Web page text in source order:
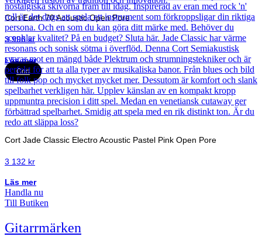
Cort Earth 70 Acoustic Open Pore
3 990kr
Läs mer
Cort
Cort Jade Classic Electro Acoustic Pastel Pink Open Pore
3 132 kr
Läs mer
Handla nu
Till Butiken
Gitarrmärken